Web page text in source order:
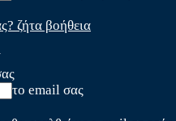
ζήτα βοήθεια
το email σας